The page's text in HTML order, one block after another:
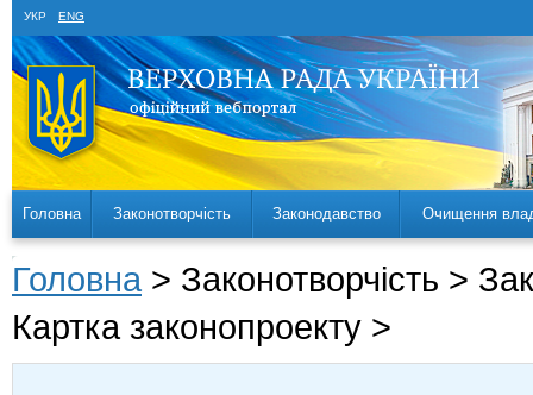
УКР ENG
Головна Законотворчість Законодавство Очищення
Головна > Законотворчість >
Картка законопроекту >